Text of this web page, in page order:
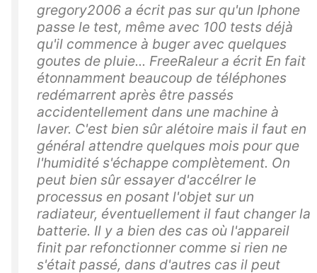
gregory2006 a écrit pas sur qu'un Iphone
passe le test, même avec 100 tests déjà
qu'il commence à buger avec quelques
goutes de pluie... FreeRaleur a écrit En fait
étonnamment beaucoup de téléphones
redémarrent après être passés
accidentellement dans une machine à
laver. C'est bien sûr alétoire mais il faut en
général attendre quelques mois pour que
l'humidité s'échappe complètement. On
peut bien sûr essayer d'accélrer le
processus en posant l'objet sur un
radiateur, éventuellement il faut changer la
batterie. Il y a bien des cas où l'appareil
finit par refonctionner comme si rien ne
s'était passé, dans d'autres cas il peut